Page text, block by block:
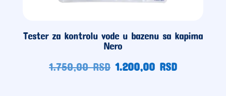
Tester za kontrolu vode u bazenu sa kapima
Nero
1.750,00RSD Originalna
1.200,00RSDTrenutna